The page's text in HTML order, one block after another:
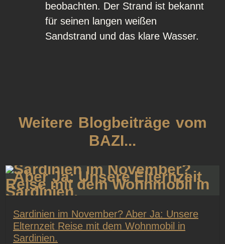
beobachten. Der Strand ist bekannt
für seinen langen weißen
Sandstrand und das klare Wasser.
Weitere Blogbeiträge vom
BAZI...
Sardinien im November? Aber Ja: Unsere
Elternzeit Reise mit dem Wohnmobil in
Sardinien.​